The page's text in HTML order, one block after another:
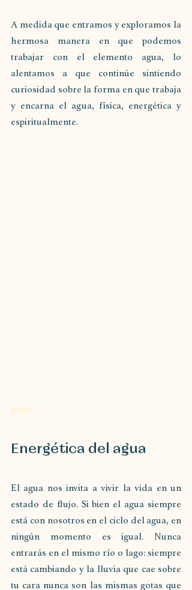
A medida que entramos y exploramos la
hermosa manera en que podemos
trabajar con el elemento agua, lo
alentamos a que continúe sintiendo
curiosidad sobre la forma en que trabaja
y encarna el agua, física, energética y
espiritualmente.
plash
Energética del agua
El agua nos invita a vivir la vida en un
estado de flujo. Si bien el agua siempre
está con nosotros en el ciclo del agua, en
ningún momento es igual. Nunca
entrarás en el mismo río o lago: siempre
está cambiando y la lluvia que cae sobre
tu cara nunca son las mismas gotas que